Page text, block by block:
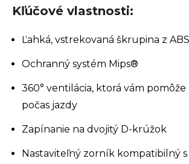
Kľúčové vlastnosti:
Ľahká, vstrekovaná škrupina z ABS
Ochranný systém Mips®
360° ventilácia, ktorá vám
počas jazdy
Zapínanie na dvojitý D-krúžok
Nastaviteľný zorník kompatibilný